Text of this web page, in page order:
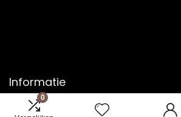
0
Informatie
Contact